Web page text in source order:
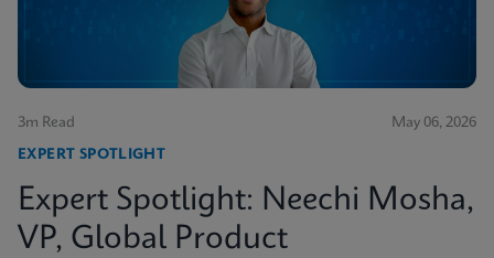
3m Read May 06, 2026
EXPERT SPOTLIGHT
Expert Spotlight: Neechi Mosha,
VP, Global Product